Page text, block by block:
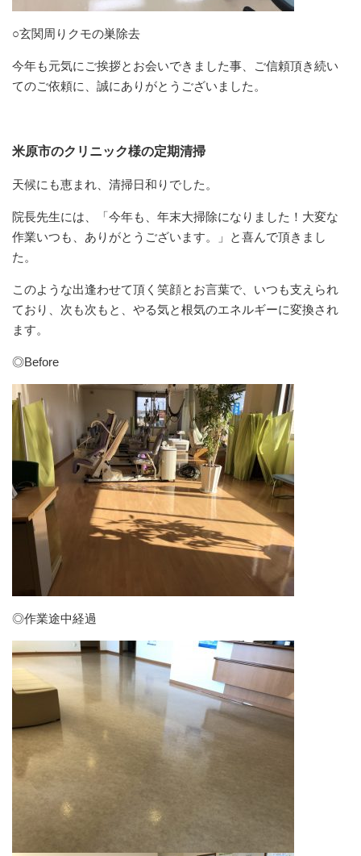
○玄関周りクモの巣除去
今年も元気にご挨拶とお会いできました事、ご信頼頂き続い
てのご依頼に、誠にありがとうございました。
米原市のクリニック様の定期清掃
天候にも恵まれ、清掃日和りでした。
院長先生には、「今年も、年末大掃除になりました！大変な
作業いつも、ありがとうございます。」と喜んで頂きまし
た。
このような出逢わせて頂く笑顔とお言葉で、いつも支えられ
ており、次も次もと、やる気と根気のエネルギーに変換され
ます。
◎Before
◎作業途中経過